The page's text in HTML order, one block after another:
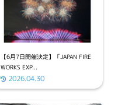
【6月7日開催決定】「JAPAN FIRE
WORKS EXP...
2026.04.30